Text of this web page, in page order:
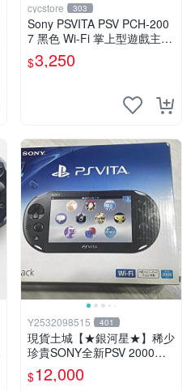
cycstore 303
Sony PSVITA PSV PCH-200
7 黑色 Wi-Fi 掌上型遊戲主機
輕薄版 OLED後繼機 收藏熱
門
$3,250
Y2532098515 401
現貨土城【★銀河星★】稀少
珍貴SONY全新PSV 2000主
機.可轉換中文.全新PSV未使
用
$12,000